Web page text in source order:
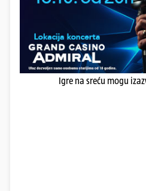
Igre na sreću mogu